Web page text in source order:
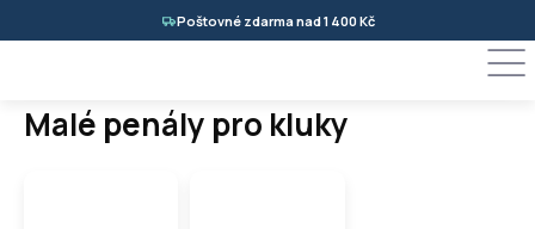
Poštovné zdarma nad 1 400 Kč
Malé penály pro kluky